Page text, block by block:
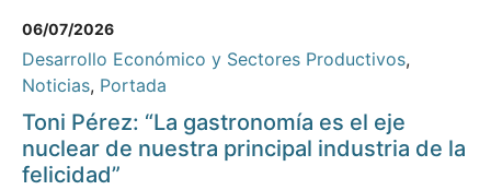
06/07/2026
Desarrollo Económico y Sectores Productivos,
Noticias, Portada
Toni Pérez: “La gastronomía es el eje
nuclear de nuestra principal industria de la
felicidad”